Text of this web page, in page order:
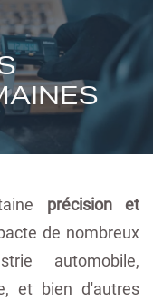
précision et
de nombreux
automobile,
et bien d'autres